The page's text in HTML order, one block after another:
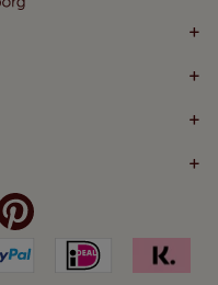
+
+
+
+